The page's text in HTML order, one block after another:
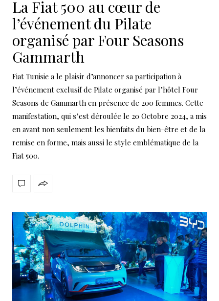
La Fiat 500 au cœur de
l’événement du Pilate
organisé par Four Seasons
Gammarth
Fiat Tunisie a le plaisir d’annoncer sa participation à
l’événement exclusif de Pilate organisé par l’hôtel Four
Seasons de Gammarth en présence de 200 femmes. Cette
manifestation, qui s’est déroulée le 20 Octobre 2024, a mis
en avant non seulement les bienfaits du bien-être et de la
remise en forme, mais aussi le style emblématique de la
Fiat 500.